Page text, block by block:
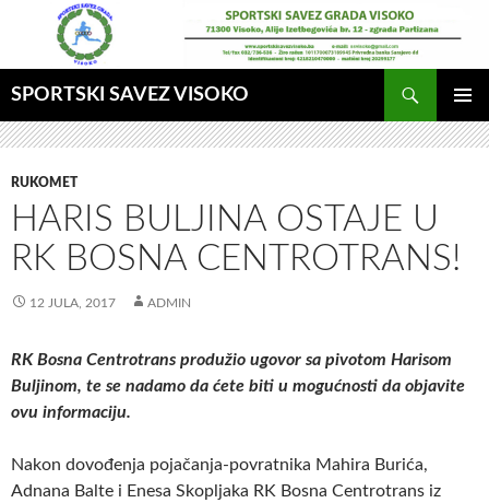
SPORTSKI SAVEZ VISOKO
GLAVNI
MENI
RUKOMET
HARIS BULJINA OSTAJE U
RK BOSNA CENTROTRANS!
12 JULA, 2017 ADMIN
RK Bosna Centrotrans produžio ugovor sa pivotom Harisom
Buljinom, te se nadamo da ćete biti u mogućnosti da objavite
ovu informaciju.
Nakon dovođenja pojačanja-povratnika Mahira Burića,
Adnana Balte i Enesa Skopljaka RK Bosna Centrotrans iz